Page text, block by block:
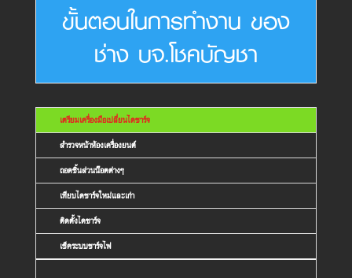
ขั้นตอนในการทำงาน ของ
ช่าง บจ.โชคบัญชา
เตรียมเครื่องมือเปลี่ยนไดชาร์จ
สำรวจหน้าห้องเครื่องยนต์
ถอดชิ้นส่วนน๊อตต่างๆ
เทียบไดชาร์จใหม่และเก่า
ติดตั้งไดชาร์จ
เช็คระบบชาร์จไฟ